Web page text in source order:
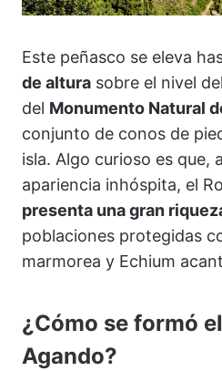
Este peñasco se eleva
de altura sobre el nivel
del Monumento Natural
conjunto de conos de
isla. Algo curioso es que,
apariencia inhóspita, el
presenta una gran
poblaciones protegidas
marmorea y Echium
¿Cómo se formó
Agando?